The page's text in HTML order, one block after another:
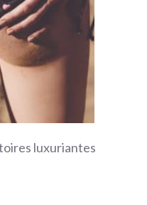
luxuriantes